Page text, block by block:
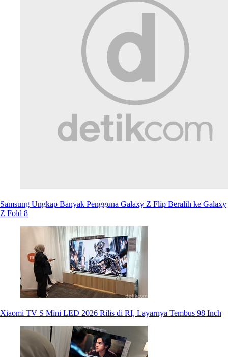
Samsung Ungkap Banyak Pengguna Galaxy Z Flip Beralih ke Galaxy
Z Fold 8
Xiaomi TV S Mini LED 2026 Rilis di RI, Layarnya Tembus 98 Inch